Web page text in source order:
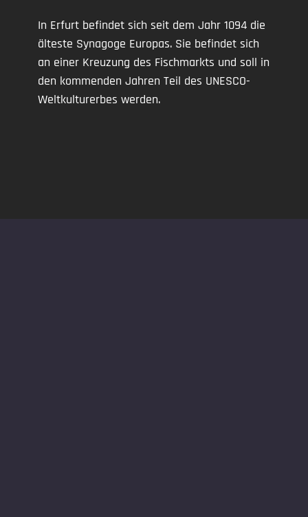
In Erfurt befindet sich seit dem Jahr 1094 die
älteste Synagoge Europas. Sie befindet sich
an einer Kreuzung des Fischmarkts und soll in
den kommenden Jahren Teil des UNESCO-
Weltkulturerbes werden.